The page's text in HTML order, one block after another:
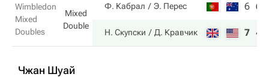
Wimbledon
Mixed
Doubles
Mixed
Double
Ф. Кабрал Э. Перес 6 6
Н. Скупски Д. Кравчик 7 4
Чжан Шуай